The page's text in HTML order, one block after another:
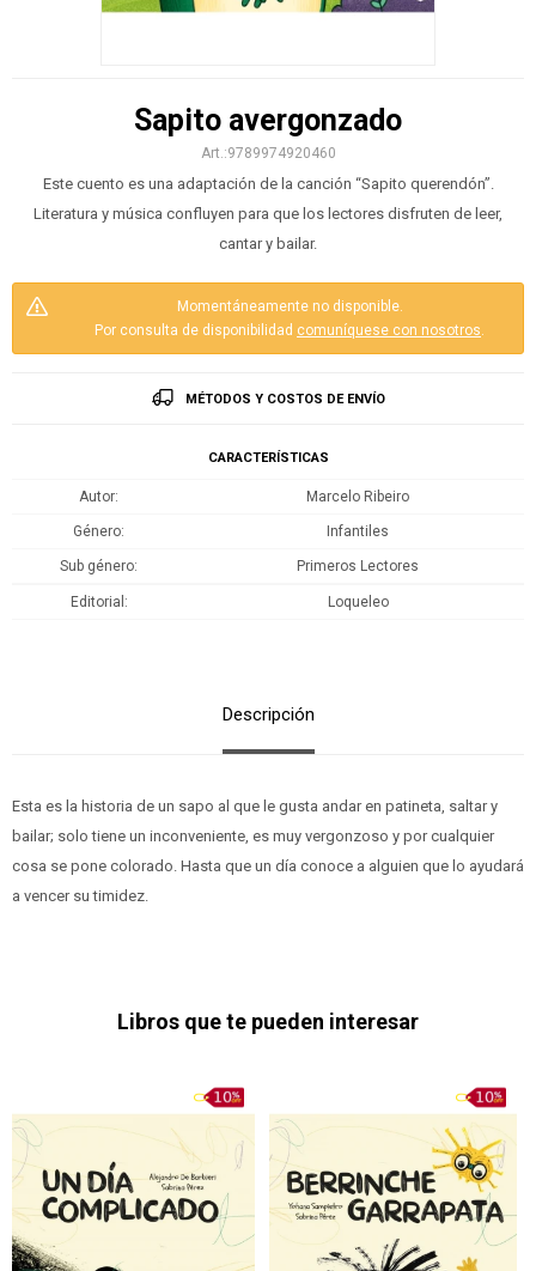
Sapito avergonzado
9789974920460
Este cuento es una adaptación de la canción “Sapito querendón”.
Literatura y música confluyen para que los lectores disfruten de leer,
cantar y bailar.
Momentáneamente no disponible.
Por consulta de disponibilidad comuníquese con nosotros.
MÉTODOS Y COSTOS DE ENVÍO
CARACTERÍSTICAS
Autor Marcelo Ribeiro
Género Infantiles
Sub género Primeros Lectores
Editorial Loqueleo
Descripción
Esta es la historia de un sapo al que le gusta andar en patineta, saltar y
bailar; solo tiene un inconveniente, es muy vergonzoso y por cualquier
cosa se pone colorado. Hasta que un día conoce a alguien que lo ayudará
a vencer su timidez.
Libros que te pueden interesar